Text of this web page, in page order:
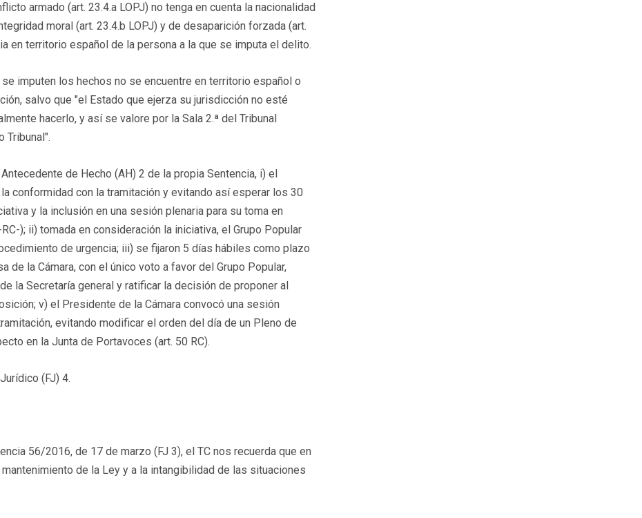
armado (art. 23.4.a LOPJ) no tenga en cuenta la nacionalidad
moral (art. 23.4.b LOPJ) y de desaparición forzada (art.
en territorio español de la persona a la que se imputa el delito.
imputen los hechos no se encuentre en territorio español o
salvo que "el Estado que ejerza su jurisdicción no esté
hacerlo, y así se valore por la Sala 2.ª del Tribunal
Tribunal".
de Hecho (AH) 2 de la propia Sentencia, i) el
conformidad con la tramitación y evitando así esperar los 30
y la inclusión en una sesión plenaria para su toma en
); ii) tomada en consideración la iniciativa, el Grupo Popular
de urgencia; iii) se fijaron 5 días hábiles como plazo
de la Cámara, con el único voto a favor del Grupo Popular,
la Secretaría general y ratificar la decisión de proponer al
v) el Presidente de la Cámara convocó una sesión
evitando modificar el orden del día de un Pleno de
en la Junta de Portavoces (art. 50 RC).
(FJ) 4.
56/2016, de 17 de marzo (FJ 3), el TC nos recuerda que en
de la Ley y a la intangibilidad de las situaciones